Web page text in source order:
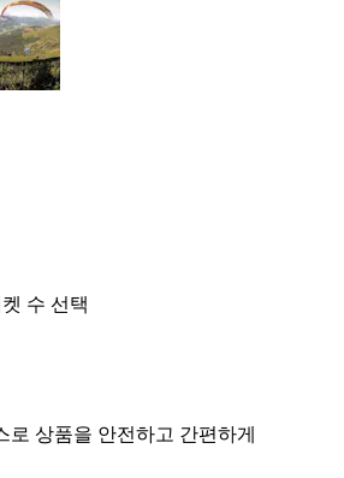
수 선택
로 상품을 안전하고 간편하게